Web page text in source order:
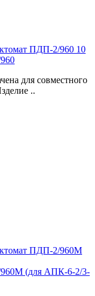
для совместного
..
960М (для АПК-6-2/3-